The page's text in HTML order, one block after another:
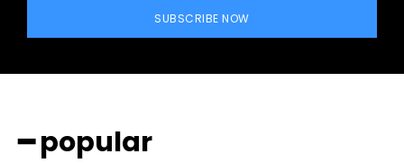
SUBSCRIBE NOW
━ popular